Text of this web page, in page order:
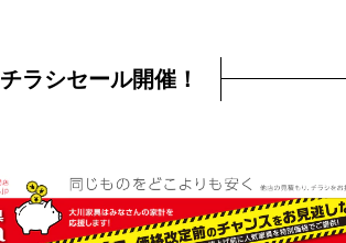
チラシセール開催！